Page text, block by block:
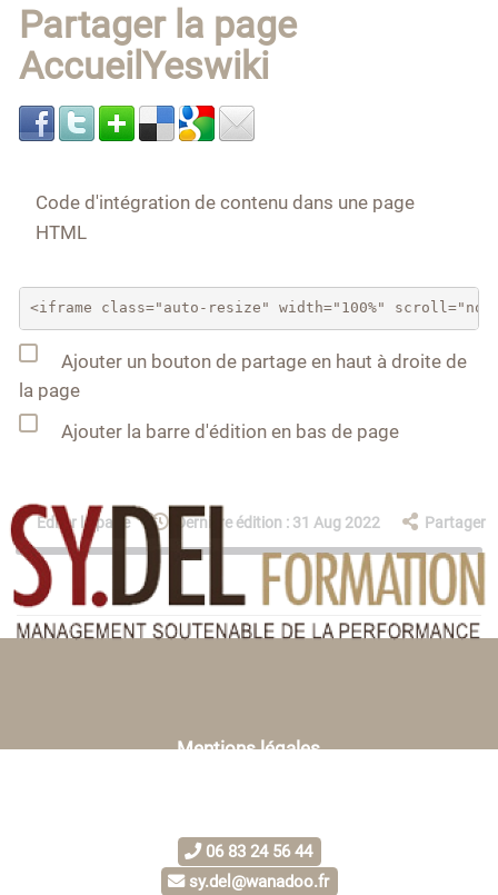
Partager la page
AccueilYeswiki
Code d'intégration de contenu dans une page
HTML
Ajouter un bouton de partage en haut à droite de
la page
Ajouter la barre d'édition en bas de page
Éditer la page Dernière édition : 31 Aug 2022 Partager
Mentions légales
06 83 24 56 44
sy.del@wanadoo.fr